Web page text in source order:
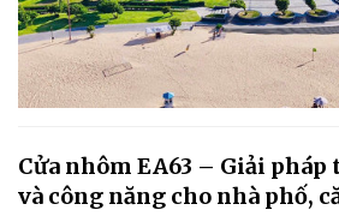
Cửa nhôm EA63 – Giải
và công năng cho nhà phố,